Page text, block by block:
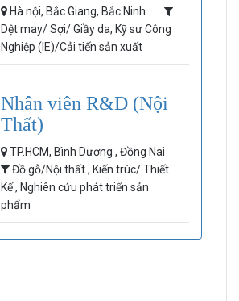
Hà nội, Bắc Giang, Bắc Ninh
Dệt may/ Sợi/ Giầy da, Kỹ sư Công
Nghiệp (IE)/Cải tiến sản xuất
Nhân viên R&D (Nội
Thất)
TP.HCM, Bình Dương , Đồng Nai
Đồ gỗ/Nội thất , Kiến trúc/ Thiết
Kế , Nghiên cứu phát triển sản
phẩm